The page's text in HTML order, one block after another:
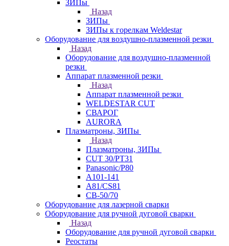
ЗИПы
Назад
ЗИПы
ЗИПы к горелкам Weldestar
Оборудование для воздушно-плазменной резки
Назад
Оборудование для воздушно-плазменной
резки
Аппарат плазменной резки
Назад
Аппарат плазменной резки
WELDESTAR CUT
СВАРОГ
AURORA
Плазматроны, ЗИПы
Назад
Плазматроны, ЗИПы
CUT 30/PT31
Panasonic/P80
А101-141
А81/CS81
СВ-50/70
Оборудование для лазерной сварки
Оборудование для ручной дуговой сварки
Назад
Оборудование для ручной дуговой сварки
Реостаты